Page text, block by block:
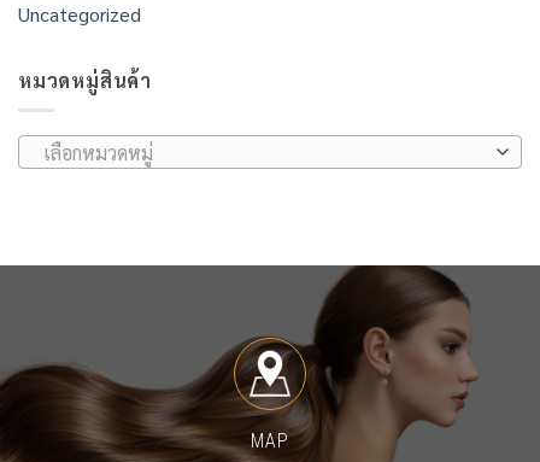
Uncategorized
หมวดหมู่สินค้า
เลือกหมวดหมู่
MAP